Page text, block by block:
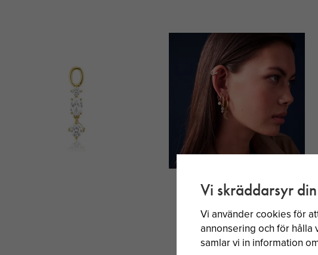
Vi skräddarsyr
Vi använder cookies för
annonsering och för
samlar vi in information